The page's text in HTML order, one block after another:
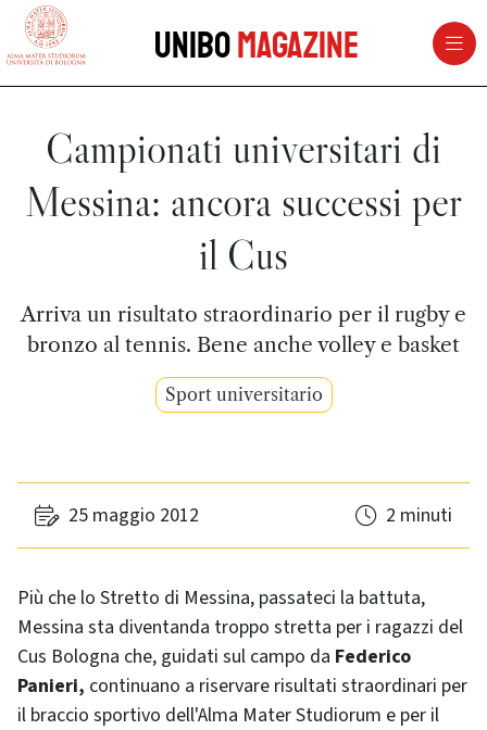
vai al contenuto della pagina
UniboMagazine
Campionati universitari di
Messina: ancora successi per
il Cus
Arriva un risultato straordinario per il rugby e
bronzo al tennis. Bene anche volley e basket
Sport universitario
25 maggio 2012 2 minuti
Più che lo Stretto di Messina, passateci la battuta,
Messina sta diventanda troppo stretta per i ragazzi del
Cus Bologna che, guidati sul campo da Federico
Panieri, continuano a riservare risultati straordinari per
il braccio sportivo dell'Alma Mater Studiorum e per il